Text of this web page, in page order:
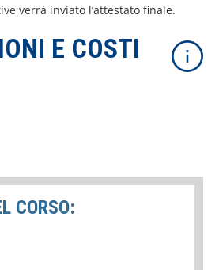
verrà inviato l’attestato finale.
E COSTI
CORSO: